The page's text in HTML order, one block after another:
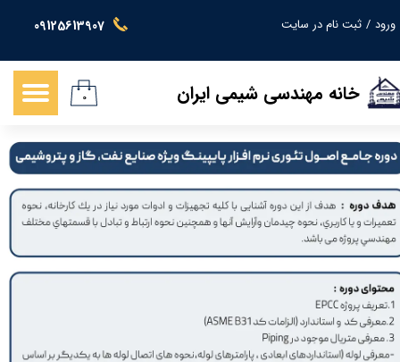
09125613907 ورود / ثبت نام در سایت
تغییر گذر واژه
خروج از حساب کاربری
خانه مهندسی شیمی ایران ۰